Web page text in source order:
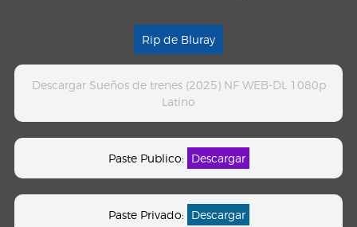
Rip de Bluray
Descargar Sueños de trenes (2025) NF WEB-DL 1080p
Latino
Paste Publico: Descargar
Paste Privado: Descargar